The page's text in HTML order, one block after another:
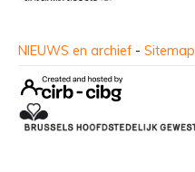
NIEUWS en archief - Sitemap